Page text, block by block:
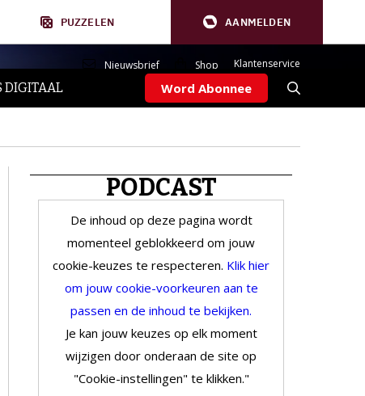
PUZZELEN AANMELDEN
Nieuwsbrief Shop Klantenservice
DIGITAAL Word Abonnee
PODCAST
De inhoud op deze pagina wordt
momenteel geblokkeerd om jouw
cookie-keuzes te respecteren. Klik hier
om jouw cookie-voorkeuren aan te
passen en de inhoud te bekijken.
Je kan jouw keuzes op elk moment
wijzigen door onderaan de site op
"Cookie-instellingen" te klikken."